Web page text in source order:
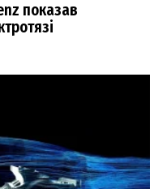
показав